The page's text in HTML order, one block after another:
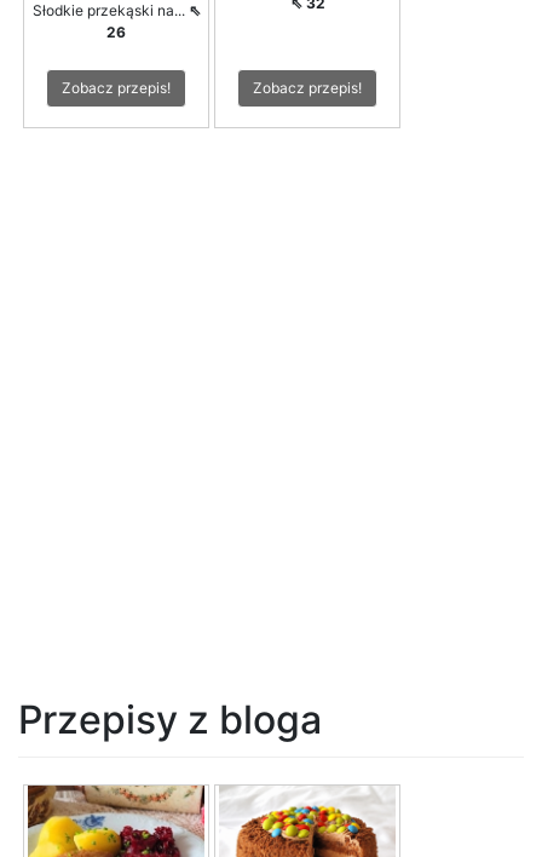
Słodkie przekąski na... ⇖
26
Zobacz przepis! Zobacz przepis!
Przepisy z bloga